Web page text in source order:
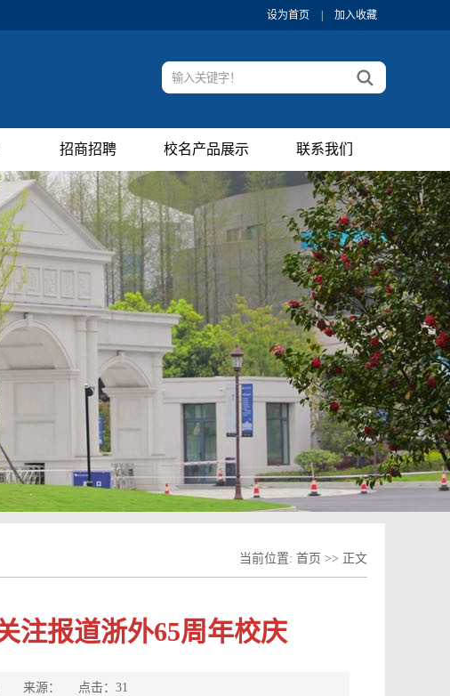
设为首页 加入收藏
招商招聘 校名产品展示 联系我们
当前位置: 首页 >> 正文
注报道浙外65周年校庆
来源： 点击： 31